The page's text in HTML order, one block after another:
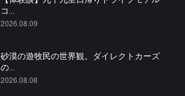
コ...
2026.08.09
砂漠の遊牧民の世界観。ダイレクトカーズ
の...
2026.08.08